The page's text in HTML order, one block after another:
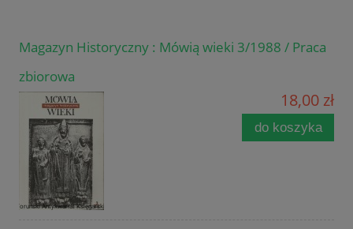
Magazyn Historyczny : Mówią wieki 3/1988 / Praca
zbiorowa
18,00 zł
do koszyka